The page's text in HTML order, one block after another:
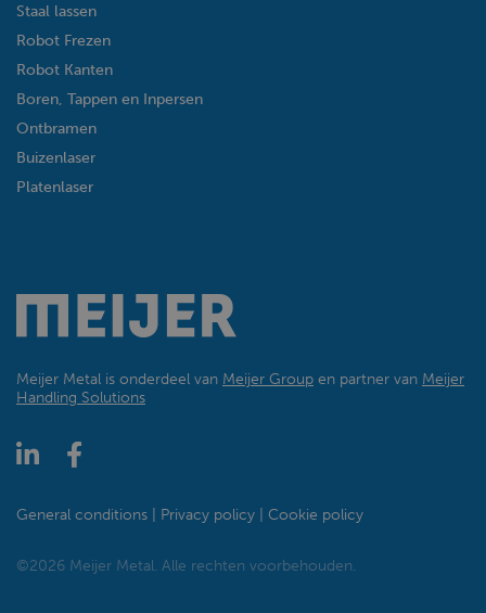
Staal lassen
Robot Frezen
Robot Kanten
Boren, Tappen en Inpersen
Ontbramen
Buizenlaser
Platenlaser
Meijer Metal is onderdeel van Meijer Group en partner van Meijer
Handling Solutions
General conditions Privacy policy Cookie policy
©2026 Meijer Metal. Alle rechten voorbehouden.